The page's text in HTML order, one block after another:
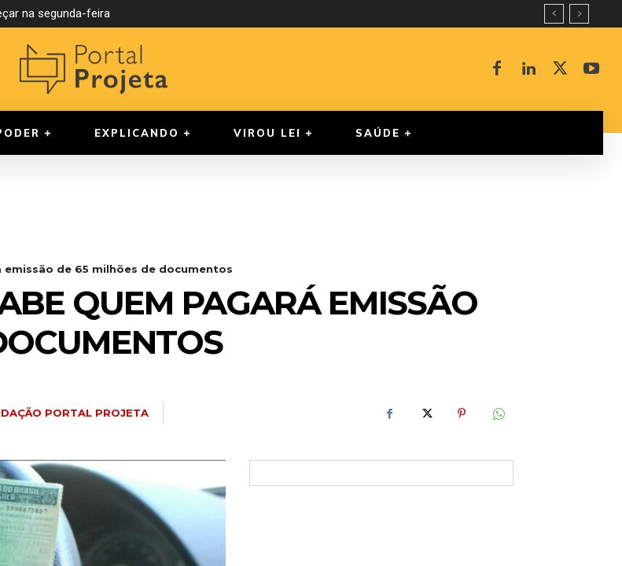
na segunda-feira
neste domingo na Band Amazonas
EXPLICANDO VIROU LEI SAÚDE
de 65 milhões de documentos
QUEM PAGARÁ EMISSÃO
PORTAL PROJETA